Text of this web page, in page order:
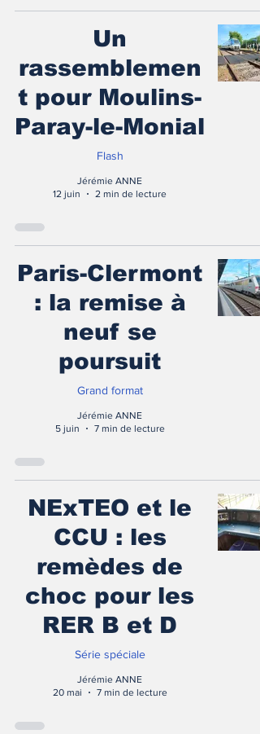
Un
rassemblemen
t pour Moulins-
Paray-le-Monial
Flash
Jérémie ANNE
12 juin
2 min de lecture
Paris-Clermont
: la remise à
neuf se
poursuit
Grand format
Jérémie ANNE
5 juin
7 min de lecture
NExTEO et le
CCU : les
remèdes de
choc pour les
RER B et D
Série spéciale
Jérémie ANNE
20 mai
7 min de lecture